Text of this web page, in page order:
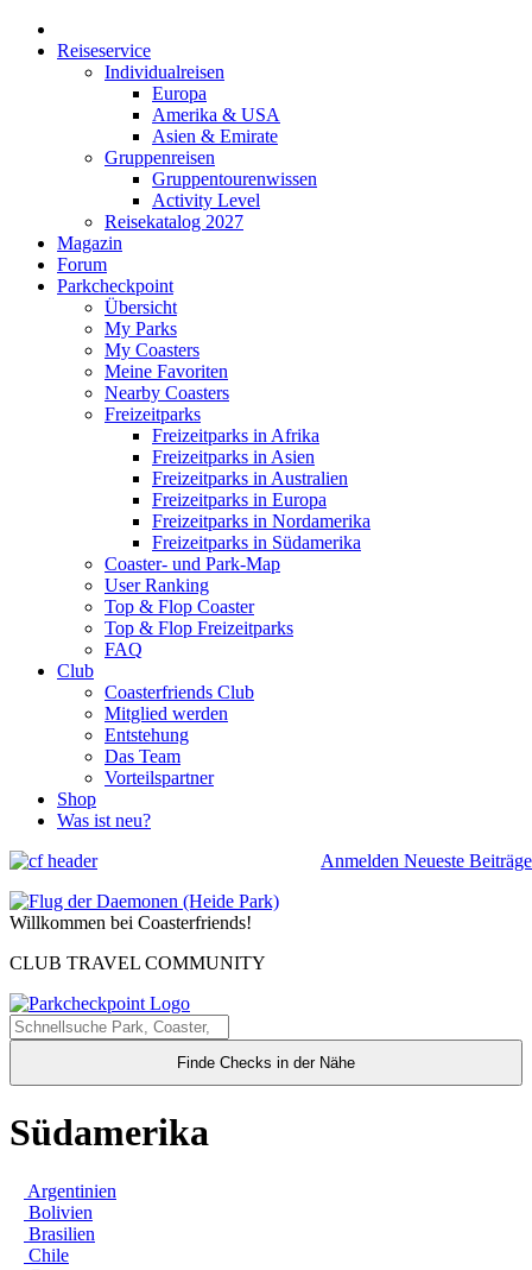
Reiseservice
Individualreisen
Europa
Amerika & USA
Asien & Emirate
Gruppenreisen
Gruppentourenwissen
Activity Level
Reisekatalog 2027
Magazin
Forum
Parkcheckpoint
Übersicht
My Parks
My Coasters
Meine Favoriten
Nearby Coasters
Freizeitparks
Freizeitparks in Afrika
Freizeitparks in Asien
Freizeitparks in Australien
Freizeitparks in Europa
Freizeitparks in Nordamerika
Freizeitparks in Südamerika
Coaster- und Park-Map
User Ranking
Top & Flop Coaster
Top & Flop Freizeitparks
FAQ
Club
Coasterfriends Club
Mitglied werden
Entstehung
Das Team
Vorteilspartner
Shop
Was ist neu?
Anmelden Neueste Beiträge
Willkommen bei Coasterfriends!
CLUB TRAVEL COMMUNITY
Finde Checks in der Nähe
Südamerika
Argentinien
Bolivien
Brasilien
Chile